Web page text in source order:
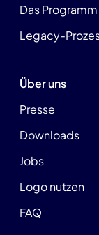
Das Programm
Legacy-
Über uns
Presse
Downloads
Jobs
Logo nutzen
FAQ